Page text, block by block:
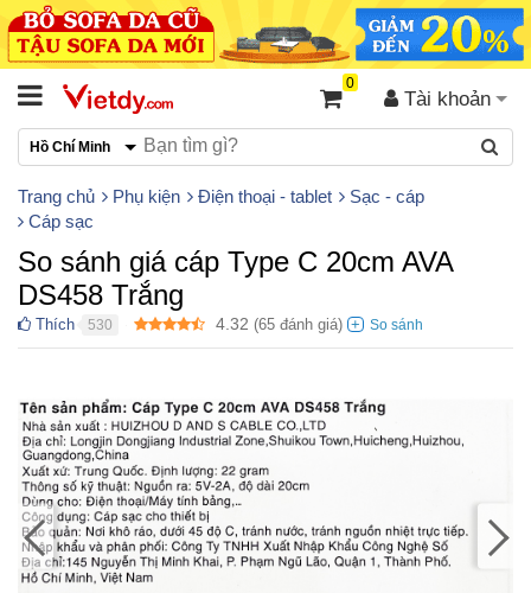
Tài khoản
0
Hồ Chí Minh
Trang chủ Phụ kiện Điện thoại - tablet
Sạc - cáp
Cáp sạc
So sánh giá cáp Type C 20cm AVA
DS458 Trắng
Thích 530 4.32 (65 đánh giá)